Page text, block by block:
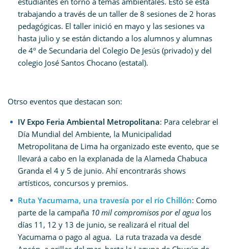
trabajando a través de un taller de 8 sesiones de 2 horas
pedagógicas. El taller inició en mayo y las sesiones va
hasta julio y se están dictando a los alumnos y alumnas
de 4º de Secundaria del Colegio De Jesús (privado) y del
colegio José Santos Chocano (estatal).
Otrso eventos que destacan son:
IV Expo Feria Ambiental Metropolitana: Para celebrar el
Día Mundial del Ambiente, la Municipalidad
Metropolitana de Lima ha organizado este evento, que se
llevará a cabo en la explanada de la Alameda Chabuca
Granda el 4 y 5 de junio. Ahí encontrarás shows
artísticos, concursos y premios.
Ruta Yacumama, una travesía por el río Chillón: Como
parte de la campaña 10 mil compromisos por el agua los
días 11, 12 y 13 de junio, se realizará el ritual del
Yacumama o pago al agua. La ruta trazada va desde